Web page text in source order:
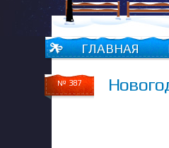
ГЛАВНАЯ
№ 387